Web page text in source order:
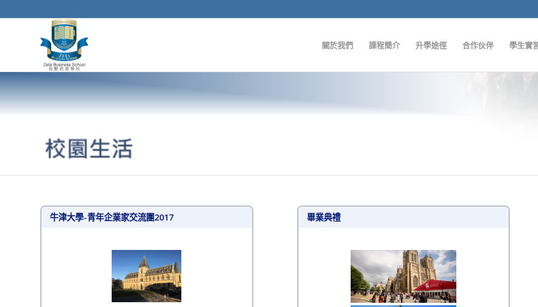
關於我們 課程簡介 升學途徑 合作伙伴 學生實
牛津大學-青年企業家交流團2017 畢業典禮